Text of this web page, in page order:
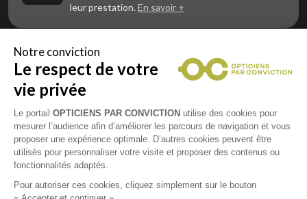
leur prestation. En savoir +
Vous êtes un professionnel de la vue et
vous souhaitez nous rejoindre ?
Contactez Alliance Optic, la centrale d’achats et
d’accompagnement des opticiens indépendants
Notre conviction
Le respect de votre
vie privée
Le portail OPTICIENS PAR CONVICTION utilise des cookies pour
mesurer l’audience afin d’améliorer les parcours de navigation et vous
proposer une expérience optimale. D’autres cookies peuvent être
utilisés pour personnaliser votre visite et proposer des contenus ou
fonctionnalités adaptés.
Pour autoriser ces cookies, cliquez simplement sur le bouton